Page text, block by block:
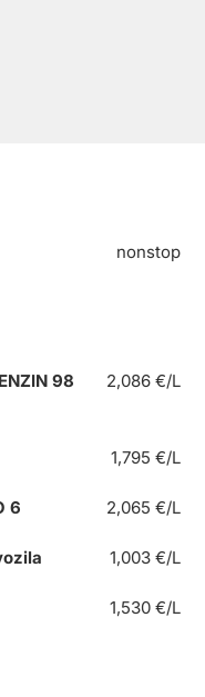
nonstop
98
2,086 €/L
1,795 €/L
6 2,065 €/L
1,003 €/L
1,530 €/L